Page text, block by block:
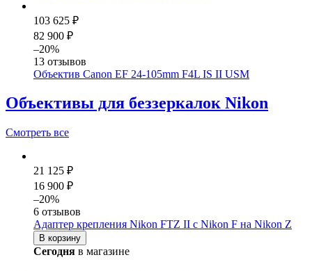
103 625 ₽
82 900 ₽
–20%
13 отзывов
Объектив Canon EF 24-105mm F4L IS II USM
Объективы для беззеркалок Nikon
Смотреть все
21 125 ₽
16 900 ₽
–20%
6 отзывов
Адаптер крепления Nikon FTZ II с Nikon F на Nikon Z
В корзину
Сегодня в магазине